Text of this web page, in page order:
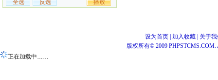
设为首页 加入收藏
关于
版权所有© 2009 PHPSTCMS.COM.
正在加载中……